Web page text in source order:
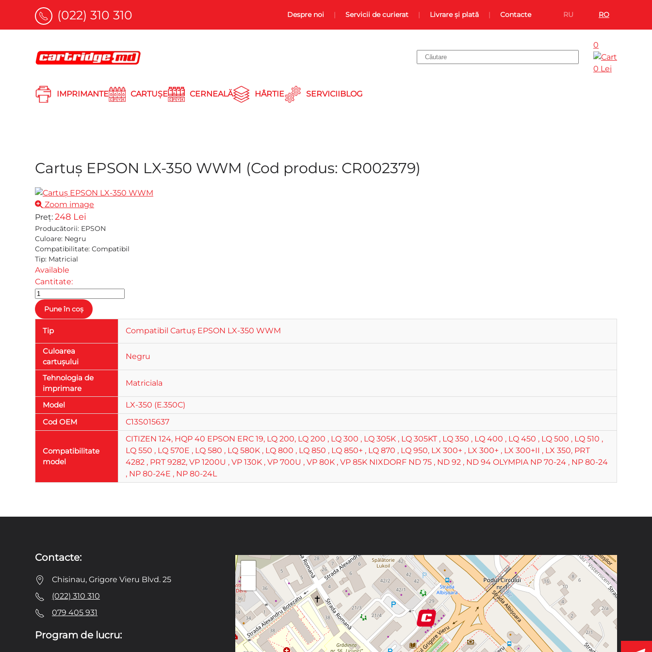
Skip to main content
(022) 310 310 Despre noi Servicii de curierat Livrare și plată Contacte RU RO
0
0 Lei
IMPRIMANTE CARTUȘE CERNEALĂ HÂRTIE SERVICIIBLOG
Cartuş EPSON LX-350 WWM (Cod produs: CR002379)
Zoom image
Preț: 248 Lei
Producătorii: EPSON
Culoare: Negru
Compatibilitate: Compatibil
Tip: Matricial
Available
Cantitate:
Tip Compatibil Cartuș EPSON LX-350 WWM
Culoarea
cartușului
Negru
Tehnologia de
imprimare
Matriciala
Model
LX-350 (E.350C)
Cod OEM
C13S015637
Compatibilitate
model
CITIZEN 124, HQP 40 EPSON ERC 19, LQ 200, LQ 200 , LQ 300 , LQ 305K , LQ 305KT , LQ 350 , LQ 400 , LQ 450 , LQ 500 , LQ 510 ,
LQ 550 , LQ 570E , LQ 580 , LQ 580K , LQ 800 , LQ 850 , LQ 850+ , LQ 870 , LQ 950, LX 300+ , LX 300+ , LX 300+II , LX 350, PRT
4282 , PRT 9282, VP 1200U , VP 130K , VP 700U , VP 80K , VP 85K NIXDORF ND 75 , ND 92 , ND 94 OLYMPIA NP 70-24 , NP 80-24
, NP 80-24E , NP 80-24L
Contacte:
Chisinau, Grigore Vieru Blvd. 25
(022) 310 310
079 405 931
Program de lucru: